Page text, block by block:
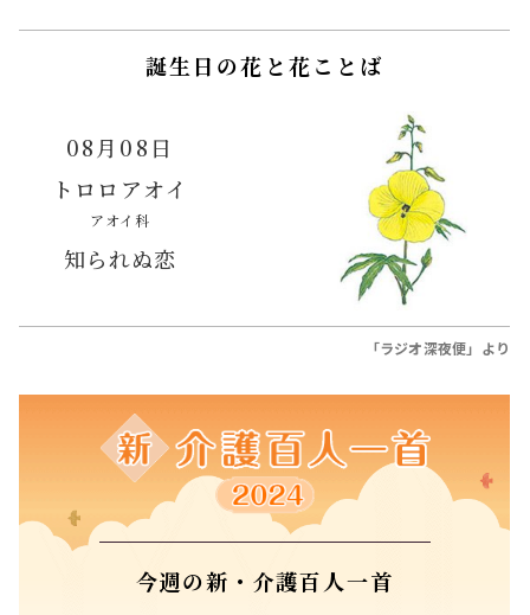
誕生日の花と花ことば
08月08日
トロロアオイ
アオイ科
知られぬ恋
「ラジオ深夜便」より
今週の新・介護百人一首